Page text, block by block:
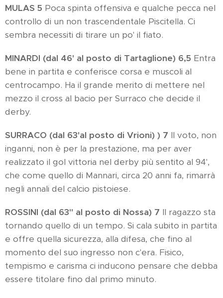
MULAS 5 Poca spinta offensiva e qualche pecca nel
controllo di un non trascendentale Piscitella. Ci
sembra necessiti di tirare un po' il fiato.
MINARDI (dal 46' al posto di Tartaglione) 6,5 Entra
bene in partita e conferisce corsa e muscoli al
centrocampo. Ha il grande merito di mettere nel
mezzo il cross al bacio per Surraco che decide il
derby.
SURRACO (dal 63'al posto di Vrioni) ) 7 Il voto, non
inganni, non è per la prestazione, ma per aver
realizzato il gol vittoria nel derby più sentito al 94',
che come quello di Mannari, circa 20 anni fa, rimarrà
negli annali del calcio pistoiese.
ROSSINI (dal 63'' al posto di Nossa) 7 Il ragazzo sta
tornando quello di un tempo. Si cala subito in partita
e offre quella sicurezza, alla difesa, che fino al
momento del suo ingresso non c'era. Fisico,
tempismo e carisma ci inducono pensare che debba
essere titolare fino dal primo minuto.